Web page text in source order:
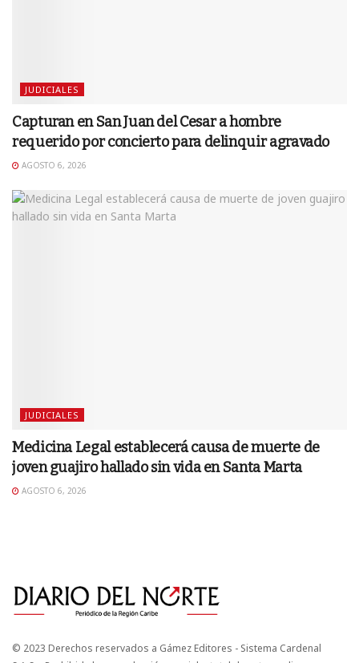
JUDICIALES
Capturan en San Juan del Cesar a hombre
requerido por concierto para delinquir agravado
AGOSTO 6, 2026
JUDICIALES
Medicina Legal establecerá causa de muerte de
joven guajiro hallado sin vida en Santa Marta
AGOSTO 6, 2026
© 2023 Derechos reservados a Gámez Editores - Sistema Cardenal